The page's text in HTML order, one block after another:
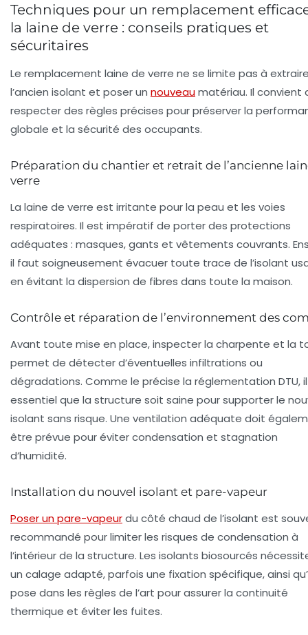
Techniques pour un remplacement
la laine de verre : conseils pratiques et
sécuritaires
Le remplacement laine de verre ne se limite pas à
l’ancien isolant et poser un nouveaumatériau. Il convient
respecter des règles précises pour préserver la
globale et la sécurité des occupants.
Préparation du chantier et retrait de l’ancienne
verre
La laine de verre est irritante pour la peau et les voies
respiratoires. Il est impératif de porter des protections
adéquates : masques, gants et vêtements couvrants.
il faut soigneusement évacuer toute trace de l’isolant
en évitant la dispersion de fibres dans toute la maison.
Contrôle et réparation de l’environnement des
Avant toute mise en place, inspecter la charpente et la
permet de détecter d’éventuelles infiltrations ou
dégradations. Comme le précise la réglementation DTU,
essentiel que la structure soit saine pour supporter le
isolant sans risque. Une ventilation adéquate doit
être prévue pour éviter condensation et stagnation
d’humidité.
Installation du nouvel isolant et pare-vapeur
Poser un pare-vapeurdu côté chaud de l’isolant est
recommandé pour limiter les risques de condensation à
l’intérieur de la structure. Les isolants biosourcés
un calage adapté, parfois une fixation spécifique, ainsi
pose dans les règles de l’art pour assurer la continuité
thermique et éviter les fuites.